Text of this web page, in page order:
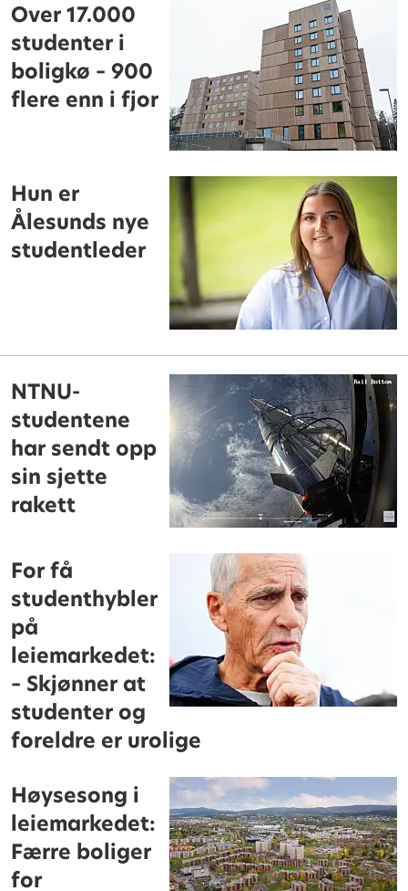
Over 17.000
studenter i
boligkø – 900
flere enn i fjor
Hun er
Ålesunds nye
studentleder
NTNU-
studentene
har sendt opp
sin sjette
rakett
For få
studenthybler
på
leiemarkedet:
– Skjønner at
studenter og
foreldre er urolige
Høysesong i
leiemarkedet:
Færre boliger
for